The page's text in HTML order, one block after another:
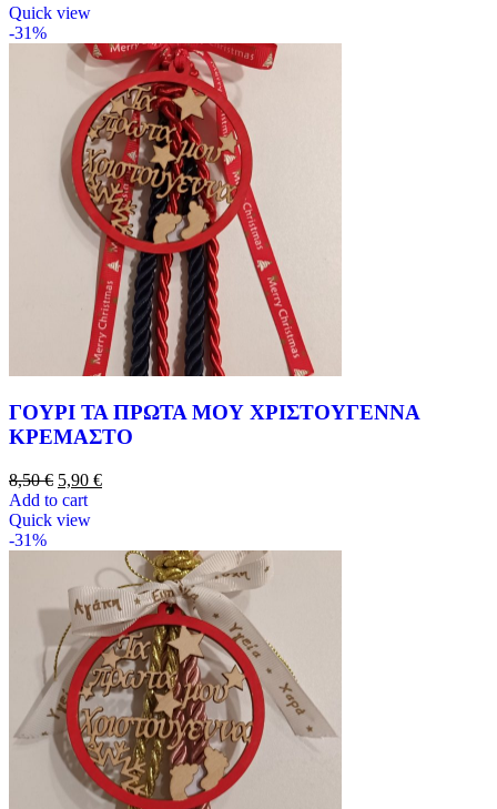
Quick view
-31%
ΓΟΥΡΙ ΤΑ ΠΡΩΤΑ ΜΟΥ ΧΡΙΣΤΟΥΓΕΝΝΑ
ΚΡΕΜΑΣΤΟ
8,50€ 5,90 €
Add to cart
Quick view
-31%